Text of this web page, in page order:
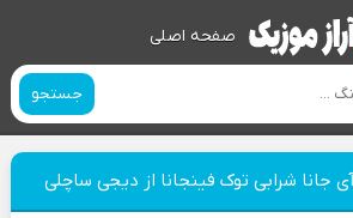
صفحه اصلی
جستجو
جانا شرابی توک فینجانا از دیجی ساچلی